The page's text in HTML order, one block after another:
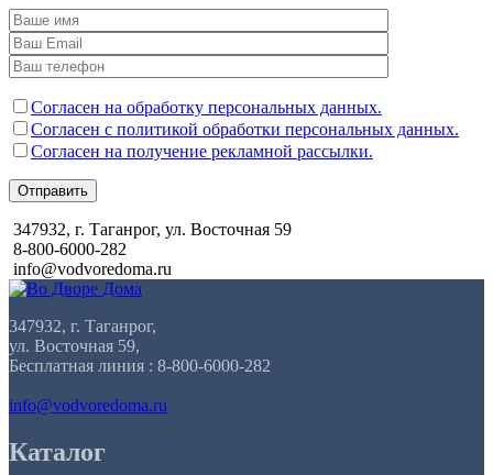
Согласен на обработку персональных данных.
Согласен с политикой обработки персональных данных.
Согласен на получение рекламной рассылки.
Отправить
347932, г. Таганрог, ул. Восточная 59
8-800-6000-282
info@vodvoredoma.ru
347932, г. Таганрог,
ул. Восточная 59,
Бесплатная линия : 8-800-6000-282
info@vodvoredoma.ru
Каталог